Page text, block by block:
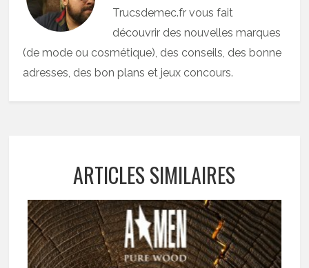
Trucsdemec.fr vous fait
découvrir des nouvelles marques
(de mode ou cosmétique), des conseils, des bonne
adresses, des bon plans et jeux concours.
ARTICLES SIMILAIRES